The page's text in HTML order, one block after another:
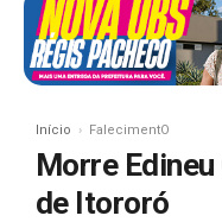
Início FalecimentO
Morre
de Itororó